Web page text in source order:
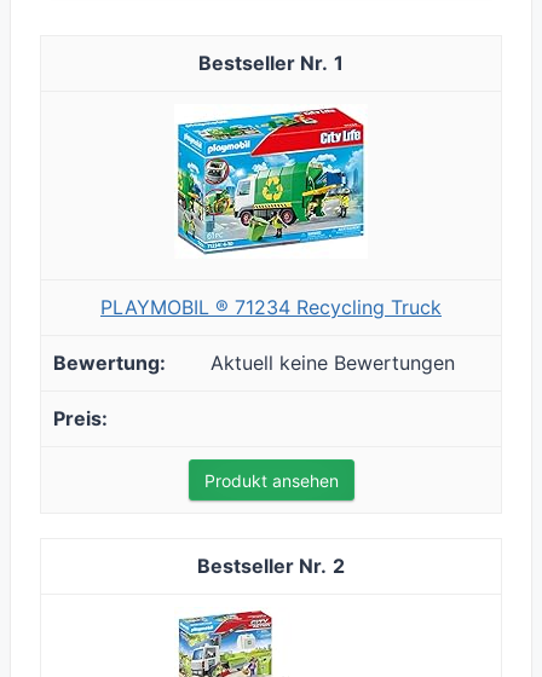
1
PLAYMOBIL ® 71234 Recycling Truck
Aktuell keine Bewertungen
Produkt ansehen
2